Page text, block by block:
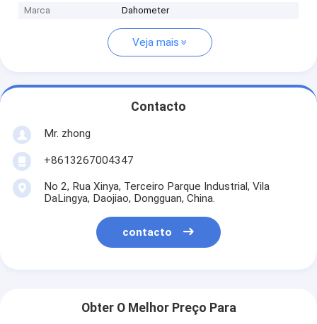
Marca
Dahometer
Veja mais
Contacto
Mr. zhong
+8613267004347
No 2, Rua Xinya, Terceiro Parque Industrial, Vila
DaLingya, Daojiao, Dongguan, China.
contacto
Obter O Melhor Preço Para